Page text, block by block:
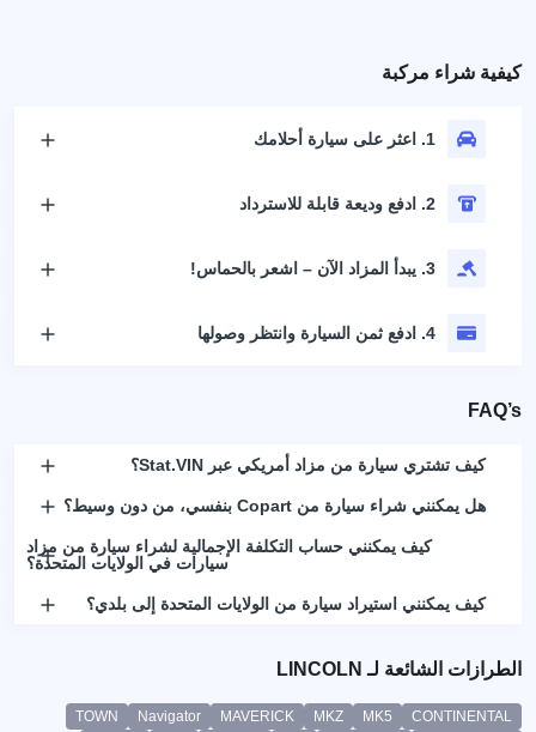
كيفية شراء مركبة
1. اعثر على سيارة أحلامك
2. ادفع وديعة قابلة للاسترداد
3. يبدأ المزاد الآن – اشعر بالحماس!
4. ادفع ثمن السيارة وانتظر وصولها
FAQ’s
كيف تشتري سيارة من مزاد أمريكي عبر Stat.VIN؟
هل يمكنني شراء سيارة من Copart بنفسي، من دون وسيط؟
كيف يمكنني حساب التكلفة الإجمالية لشراء سيارة من مزاد
سيارات في الولايات المتحدة؟
كيف يمكنني استيراد سيارة من الولايات المتحدة إلى بلدي؟
الطرازات الشائعة لـ LINCOLN
CONTINENTAL
MK5
MKZ
MAVERICK
Navigator
TOWN